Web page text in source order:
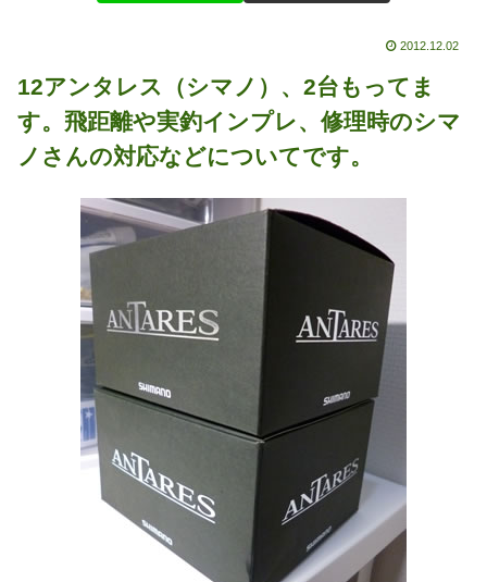
2012.12.02
12アンタレス（シマノ）、2台もってま
す。飛距離や実釣インプレ、修理時のシマ
ノさんの対応などについてです。